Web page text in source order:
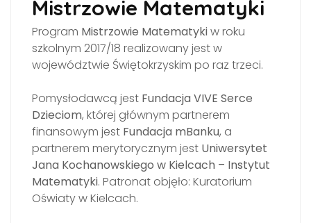
Mistrzowie Matematyki
Program Mistrzowie Matematykiw roku
szkolnym 2017/18 realizowany jest w
województwie Świętokrzyskim po raz trzeci.
Pomysłodawcą jest Fundacja VIVE Serce
Dzieciom, której głównym partnerem
finansowym jest Fundacja mBanku, a
partnerem merytorycznym jest Uniwersytet
Jana Kochanowskiego w Kielcach – Instytut
Matematyki. Patronat objęło: Kuratorium
Oświaty w Kielcach.